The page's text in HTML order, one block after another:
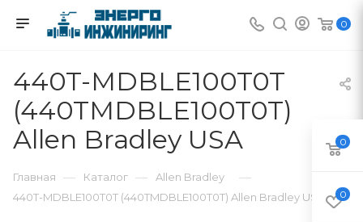
0
440T-MDBLE100T0T
(440TMDBLE100T0T)
Allen Bradley USA
Главная — Каталог — Allen Bradley —
440T-MDBLE100T0T (440TMDBLE100T0T) Allen Bradley USA
0
0